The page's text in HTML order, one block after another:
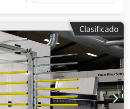
Clasificado